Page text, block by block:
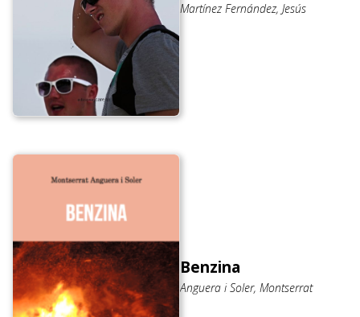
Martínez Fernández, Jesús
Benzina
Anguera i Soler, Montserrat